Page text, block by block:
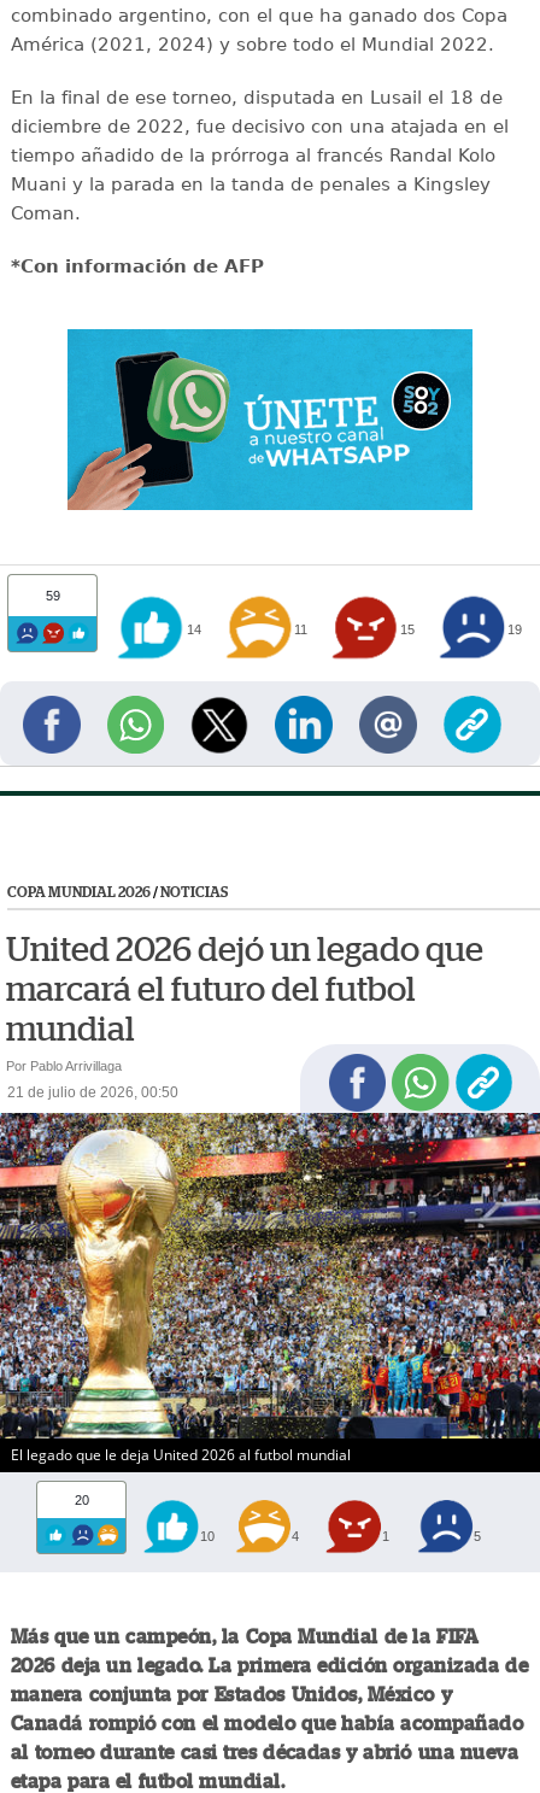
combinado argentino, con el que ha ganado dos Copa
América (2021, 2024) y sobre todo el Mundial 2022.
En la final de ese torneo, disputada en Lusail el 18 de
diciembre de 2022, fue decisivo con una atajada en el
tiempo añadido de la prórroga al francés Randal Kolo
Muani y la parada en la tanda de penales a Kingsley
Coman.
*Con información de AFP
59
14 11 15 19
COPA MUNDIAL 2026/NOTICIAS
United 2026 dejó un legado que
marcará el futuro del futbol
mundial
Por Pablo Arrivillaga
21 de julio de 2026, 00:50
El legado que le deja United 2026 al futbol mundial
20
10 4 1 5
Más que un campeón, la Copa Mundial de la FIFA
2026 deja un legado. La primera edición organizada de
manera conjunta por Estados Unidos, México y
Canadá rompió con el modelo que había acompañado
al torneo durante casi tres décadas y abrió una nueva
etapa para el futbol mundial.